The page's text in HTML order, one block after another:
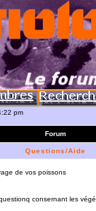
pm
Forum
Questions/Aide
de vos poissons
consernant les